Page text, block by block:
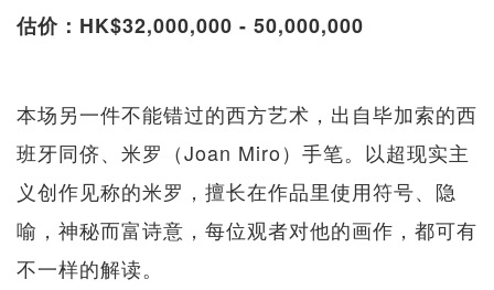
估价：HK$32,000,000 - 50,000,000
本场另一件不能错过的西方艺术，出自毕加索的西
班牙同侪、米罗（Joan Miro）手笔。以超现实主
义创作见称的米罗，擅长在作品里使用符号、隐
喻，神秘而富诗意，每位观者对他的画作，都可有
不一样的解读。